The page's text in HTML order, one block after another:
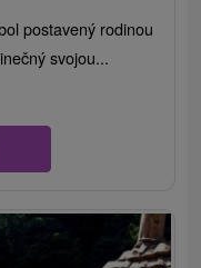
postavený rodinou
svojou...